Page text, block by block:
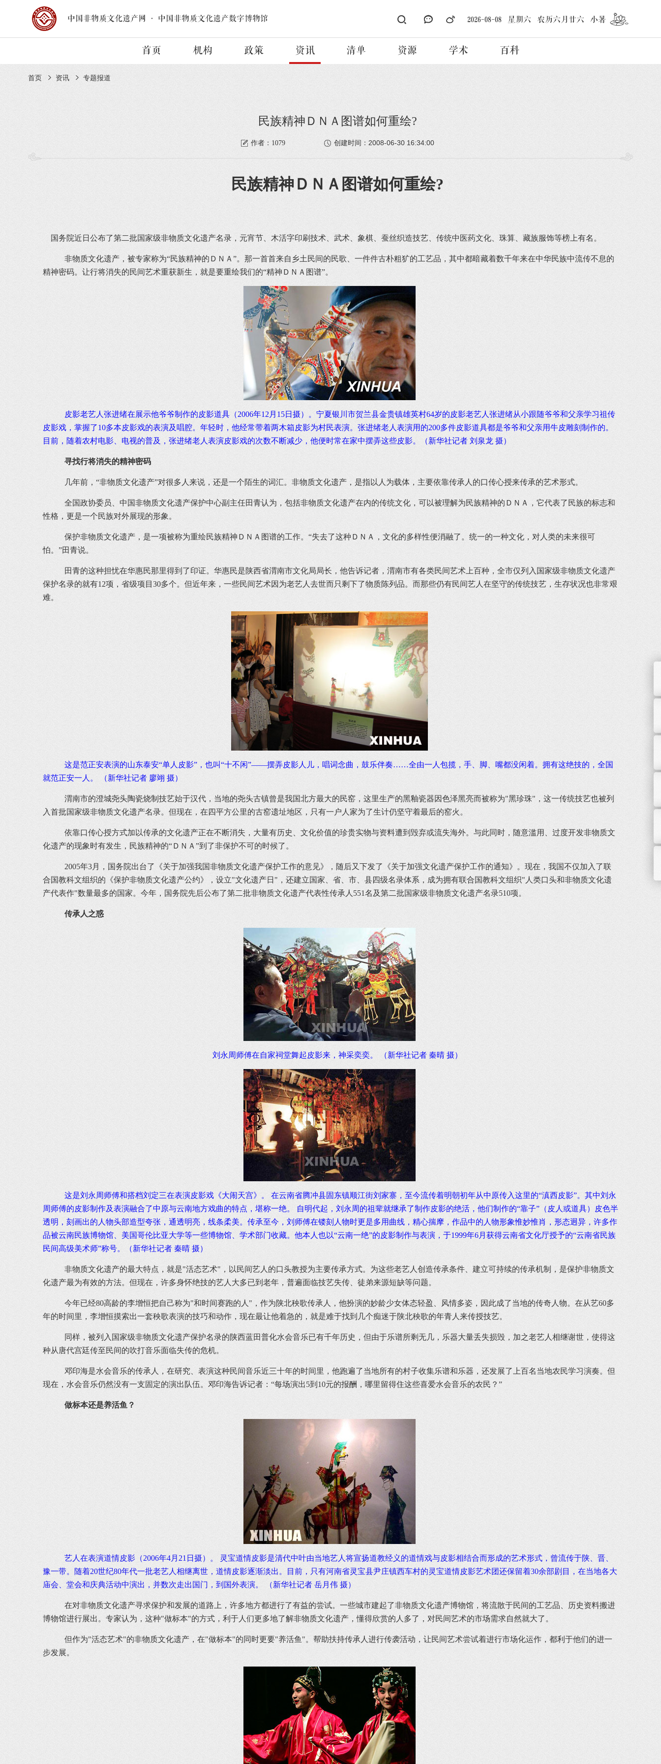
中国非物质文化遗产网 · 中国非物质文化遗产数字博物馆 2026-08-08 星期六 农历六月廿六 小暑
首页 机构 政策 资讯 清单 资源 学术 百科
首页 资讯 专题报道
民族精神ＤＮＡ图谱如何重绘?
作者：1079 创建时间： 2008-06-30 16:34:00
民族精神ＤＮＡ图谱如何重绘?
国务院近日公布了第二批国家级非物质文化遗产名录，元宵节、木活字印刷技术、武术、象棋、蚕丝织造技艺、传统中医药文化、珠算、藏族服饰等榜上有名。
非物质文化遗产，被专家称为“民族精神的ＤＮＡ”。那一首首来自乡土民间的民歌、一件件古朴粗犷的工艺品，其中都暗藏着数千年来在中华民族中流传不息的
精神密码。让行将消失的民间艺术重获新生，就是要重绘我们的“精神ＤＮＡ图谱”。
皮影老艺人张进绪在展示他爷爷制作的皮影道具（2006年12月15日摄）。宁夏银川市贺兰县金贵镇雄英村64岁的皮影老艺人张进绪从小跟随爷爷和父亲学习祖传
皮影戏，掌握了10多本皮影戏的表演及唱腔。年轻时，他经常带着两木箱皮影为村民表演。张进绪老人表演用的200多件皮影道具都是爷爷和父亲用牛皮雕刻制作的。
目前，随着农村电影、电视的普及，张进绪老人表演皮影戏的次数不断减少，他便时常在家中摆弄这些皮影。（新华社记者 刘泉龙 摄）
寻找行将消失的精神密码
几年前，“非物质文化遗产”对很多人来说，还是一个陌生的词汇。非物质文化遗产，是指以人为载体，主要依靠传承人的口传心授来传承的艺术形式。
全国政协委员、中国非物质文化遗产保护中心副主任田青认为，包括非物质文化遗产在内的传统文化，可以被理解为民族精神的ＤＮＡ，它代表了民族的标志和
性格，更是一个民族对外展现的形象。
保护非物质文化遗产，是一项被称为重绘民族精神ＤＮＡ图谱的工作。“失去了这种ＤＮＡ，文化的多样性便消融了。统一的一种文化，对人类的未来很可
怕。”田青说。
田青的这种担忧在华惠民那里得到了印证。华惠民是陕西省渭南市文化局局长，他告诉记者，渭南市有各类民间艺术上百种，全市仅列入国家级非物质文化遗产
保护名录的就有12项，省级项目30多个。但近年来，一些民间艺术因为老艺人去世而只剩下了物质陈列品。而那些仍有民间艺人在坚守的传统技艺，生存状况也非常艰
难。
这是范正安表演的山东泰安“单人皮影”，也叫“十不闲”——摆弄皮影人儿，唱词念曲，鼓乐伴奏……全由一人包揽，手、脚、嘴都没闲着。拥有这绝技的，全国
就范正安一人。 （新华社记者 廖翊 摄）
渭南市的澄城尧头陶瓷烧制技艺始于汉代，当地的尧头古镇曾是我国北方最大的民窑，这里生产的黑釉瓷器因色泽黑亮而被称为"黑珍珠"，这一传统技艺也被列
入首批国家级非物质文化遗产名录。但现在，在四平方公里的古窑遗址地区，只有一户人家为了生计仍坚守着最后的窑火。
依靠口传心授方式加以传承的文化遗产正在不断消失，大量有历史、文化价值的珍贵实物与资料遭到毁弃或流失海外。与此同时，随意滥用、过度开发非物质文
化遗产的现象时有发生，民族精神的“ＤＮＡ”到了非保护不可的时候了。
2005年3月，国务院出台了《关于加强我国非物质文化遗产保护工作的意见》，随后又下发了《关于加强文化遗产保护工作的通知》。现在，我国不仅加入了联
合国教科文组织的《保护非物质文化遗产公约》，设立"文化遗产日"，还建立国家、省、市、县四级名录体系，成为拥有联合国教科文组织"人类口头和非物质文化遗
产代表作"数量最多的国家。今年，国务院先后公布了第二批非物质文化遗产代表性传承人551名及第二批国家级非物质文化遗产名录510项。
传承人之惑
刘永周师傅在自家祠堂舞起皮影来，神采奕奕。 （新华社记者 秦晴 摄）
这是刘永周师傅和搭档刘定三在表演皮影戏《大闹天宫》。 在云南省腾冲县固东镇顺江街刘家寨，至今流传着明朝初年从中原传入这里的“滇西皮影”。其中刘永
周师傅的皮影制作及表演融合了中原与云南地方戏曲的特点，堪称一绝。 自明代起，刘永周的祖辈就继承了制作皮影的绝活，他们制作的“靠子”（皮人或道具）皮色半
透明，刻画出的人物头部造型夸张，通透明亮，线条柔美。传承至今，刘师傅在镂刻人物时更是多用曲线，精心揣摩，作品中的人物形象惟妙惟肖，形态迥异，许多作
品被云南民族博物馆、美国哥伦比亚大学等一些博物馆、学术部门收藏。他本人也以“云南一绝”的皮影制作与表演，于1999年6月获得云南省文化厅授予的“云南省民族
民间高级美术师”称号。（新华社记者 秦晴 摄）
非物质文化遗产的最大特点，就是"活态艺术"，以民间艺人的口头教授为主要传承方式。为这些老艺人创造传承条件、建立可持续的传承机制，是保护非物质文
化遗产最为有效的方法。但现在，许多身怀绝技的艺人大多已到老年，普遍面临技艺失传、徒弟来源短缺等问题。
今年已经80高龄的李增恒把自己称为"和时间赛跑的人"，作为陕北秧歌传承人，他扮演的妙龄少女体态轻盈、风情多姿，因此成了当地的传奇人物。在从艺60多
年的时间里，李增恒摸索出一套秧歌表演的技巧和动作，现在最让他着急的，就是难于找到几个痴迷于陕北秧歌的年青人来传授技艺。
同样，被列入国家级非物质文化遗产保护名录的陕西蓝田普化水会音乐已有千年历史，但由于乐谱所剩无几，乐器大量丢失损毁，加之老艺人相继谢世，使得这
种从唐代宫廷传至民间的吹打音乐面临失传的危机。
邓印海是水会音乐的传承人，在研究、表演这种民间音乐近三十年的时间里，他跑遍了当地所有的村子收集乐谱和乐器，还发展了上百名当地农民学习演奏。但
现在，水会音乐仍然没有一支固定的演出队伍。邓印海告诉记者：“每场演出5到10元的报酬，哪里留得住这些喜爱水会音乐的农民？”
做标本还是养活鱼？
艺人在表演道情皮影（2006年4月21日摄）。 灵宝道情皮影是清代中叶由当地艺人将宣扬道教经义的道情戏与皮影相结合而形成的艺术形式，曾流传于陕、晋、
豫一带。随着20世纪80年代一批老艺人相继离世，道情皮影逐渐淡出。目前，只有河南省灵宝县尹庄镇西车村的灵宝道情皮影艺术团还保留着30余部剧目，在当地各大
庙会、堂会和庆典活动中演出，并数次走出国门，到国外表演。 （新华社记者 岳月伟 摄）
在对非物质文化遗产寻求保护和发展的道路上，许多地方都进行了有益的尝试。一些城市建起了非物质文化遗产博物馆，将流散于民间的工艺品、历史资料搬进
博物馆进行展出。专家认为，这种"做标本"的方式，利于人们更多地了解非物质文化遗产，懂得欣赏的人多了，对民间艺术的市场需求自然就大了。
但作为"活态艺术"的非物质文化遗产，在"做标本"的同时更要"养活鱼"。帮助扶持传承人进行传袭活动，让民间艺术尝试着进行市场化运作，都利于他们的进一
步发展。